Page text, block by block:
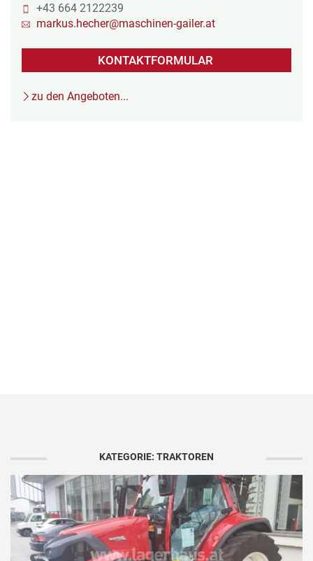
+43 664 2122239
markus.hecher@maschinen-gailer.at
KONTAKTFORMULAR
zu den Angeboten...
KATEGORIE: TRAKTOREN